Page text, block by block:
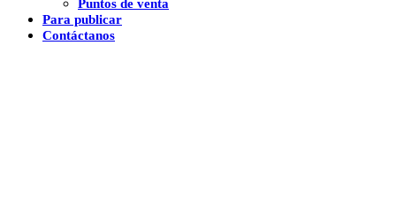
Puntos de venta
Para publicar
Contáctanos